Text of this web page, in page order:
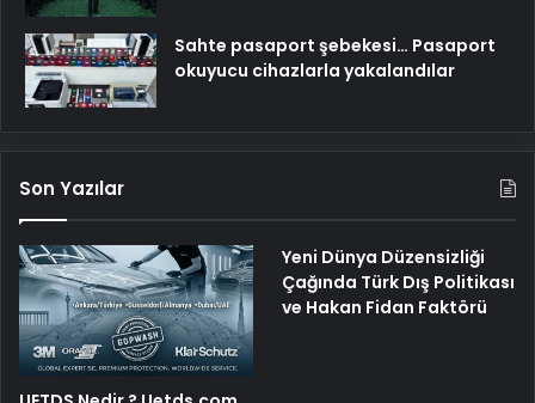
Sahte pasaport şebekesi… Pasaport
okuyucu cihazlarla yakalandılar
Son Yazılar
Yeni Dünya Düzensizliği
Çağında Türk Dış Politikası
ve Hakan Fidan Faktörü